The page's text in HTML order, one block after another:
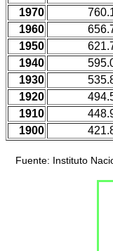
1970
1960
1950
1940
1930
1920
1910
1900
Fuente: Instituto